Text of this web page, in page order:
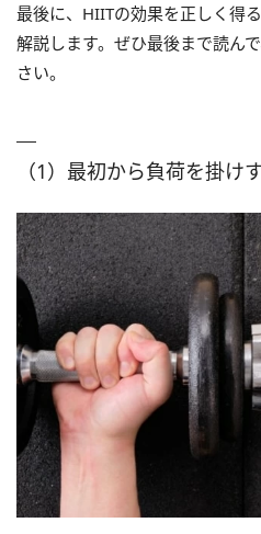
最後に、HIITの効果を正しく得
解説します。ぜひ最後まで読ん
さい。
（1）最初から負荷を掛け